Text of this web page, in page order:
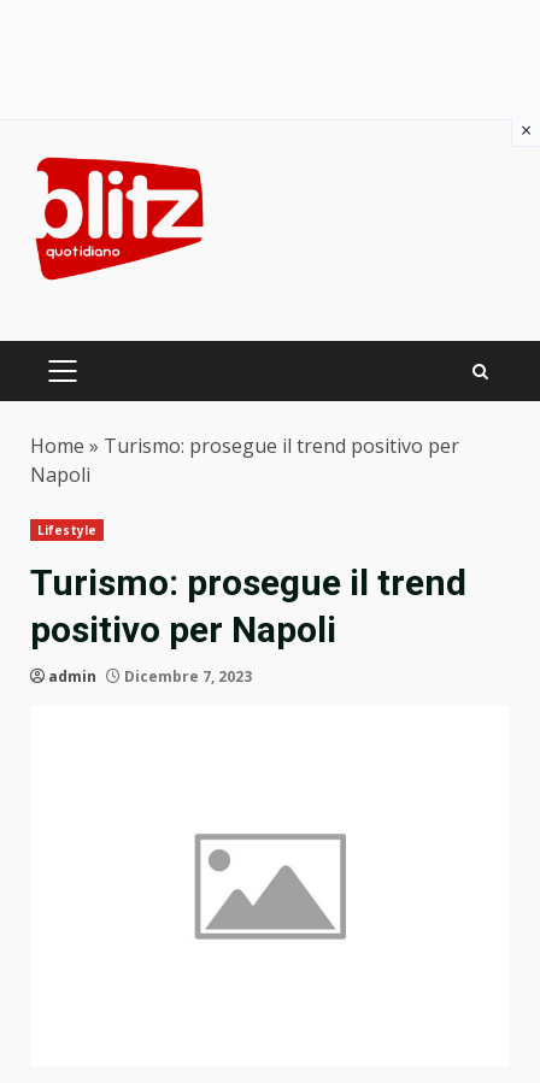
content
PRIMARY
Home » Turismo: prosegue il trend positivo per
Napoli
Lifestyle
Turismo: prosegue il trend
positivo per Napoli
admin Dicembre 7, 2023
×